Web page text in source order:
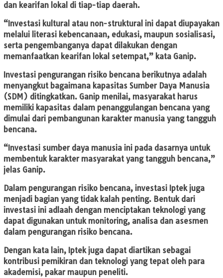
dan kearifan lokal di tiap-tiap daerah.
“Investasi kultural atau non-struktural ini dapat diupayakan
melalui literasi kebencanaan, edukasi, maupun sosialisasi,
serta pengembanganya dapat dilakukan dengan
memanfaatkan kearifan lokal setempat,” kata Ganip.
Investasi pengurangan risiko bencana berikutnya adalah
menyangkut bagaimana kapasitas Sumber Daya Manusia
(SDM) ditingkatkan. Ganip menilai, masyarakat harus
memiliki kapasitas dalam penanggulangan bencana yang
dimulai dari pembangunan karakter manusia yang tangguh
bencana.
“Investasi sumber daya manusia ini pada dasarnya untuk
membentuk karakter masyarakat yang tangguh bencana,”
jelas Ganip.
Dalam pengurangan risiko bencana, investasi Iptek juga
menjadi bagian yang tidak kalah penting. Bentuk dari
investasi ini adlaah dengan menciptakan teknologi yang
dapat digunakan untuk monitoring, analisa dan asesmen
dalam pengurangan risiko bencana.
Dengan kata lain, Iptek juga dapat diartikan sebagai
kontribusi pemikiran dan teknologi yang tepat oleh para
akademisi, pakar maupun peneliti.